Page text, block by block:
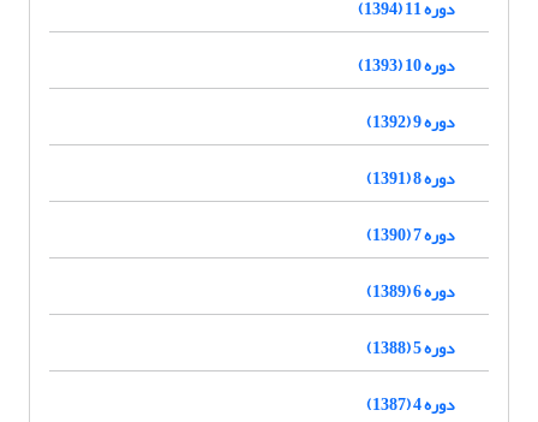
دوره 11 (1394)
دوره 10 (1393)
دوره 9 (1392)
دوره 8 (1391)
دوره 7 (1390)
دوره 6 (1389)
دوره 5 (1388)
دوره 4 (1387)